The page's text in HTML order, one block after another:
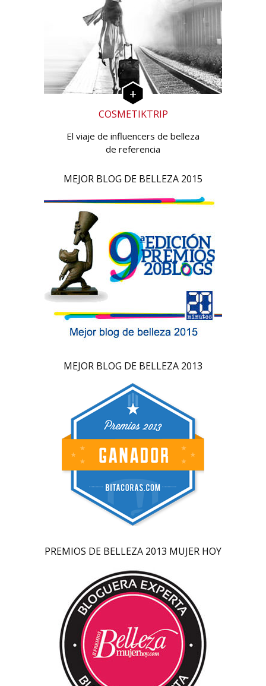
COSMETIKTRIP
El viaje de influencers de belleza
de referencia
MEJOR BLOG DE BELLEZA 2015
MEJOR BLOG DE BELLEZA 2013
PREMIOS DE BELLEZA 2013 MUJER HOY